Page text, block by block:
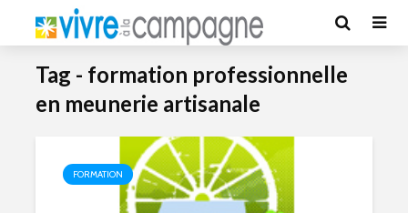
Tag - formation professionnelle
en meunerie artisanale
FORMATION